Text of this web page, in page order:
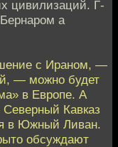
цивилизаций. Г-
а
с Ираном, —
— можно будет
в Европе. А
Кавказ
в Южный Ливан.
обсуждают